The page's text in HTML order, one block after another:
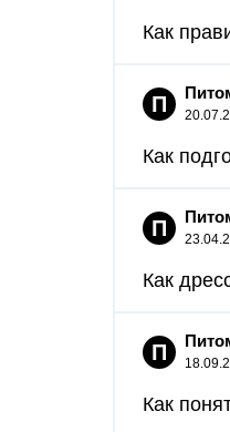
Как
П
Как
П
Как
П
Как